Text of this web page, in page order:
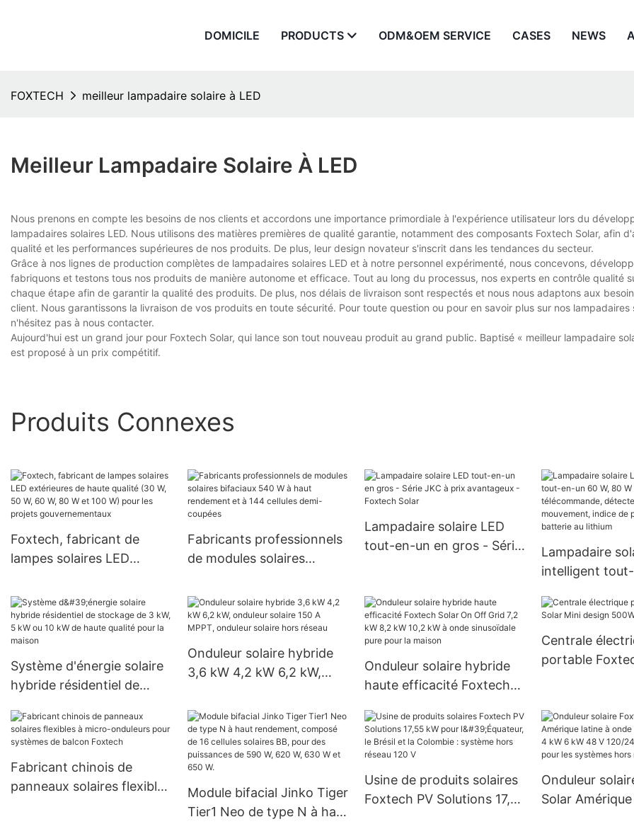
DOMICILE PRODUCTS ODM&OEM SERVICE CASES NEWS
FOXTECH meilleur lampadaire solaire à LED
Meilleur Lampadaire Solaire À LED
Nous prenons en compte les besoins de nos clients et accordons une importance primordiale à l'expérience utilisateur lors du
lampadaires solaires LED. Nous utilisons des matières premières de qualité garantie, notamment des composants Foxtech Solar, afin
qualité et les performances supérieures de nos produits. De plus, leur design novateur s'inscrit dans les tendances du secteur.
Grâce à nos lignes de production complètes de lampadaires solaires LED et à notre personnel expérimenté, nous concevons,
fabriquons et testons tous nos produits de manière autonome et efficace. Tout au long du processus, nos experts en contrôle qualité
chaque étape afin de garantir la qualité des produits. De plus, nos délais de livraison sont respectés et nous nous adaptons aux
client. Nous garantissons la livraison de vos produits en toute sécurité. Pour toute question ou pour en savoir plus sur nos lampadaires
n'hésitez pas à nous contacter.
Aujourd'hui est un grand jour pour Foxtech Solar, qui lance son tout nouveau produit au grand public. Baptisé « meilleur lampadaire
est proposé à un prix compétitif.
Produits Connexes
Foxtech, fabricant de
lampes solaires LED
qualité (30 W, 50 W, 60 W,
80 W et 100 W) pour les
projets gouvernementaux
Fabricants professionnels
de modules solaires
rendement et à 144
cellules demi-coupées
Lampadaire solaire LED
tout-en-un en gros - Série
Lampadaire
intelligent
protection
au lithium
Système d'énergie solaire
hybride résidentiel de
ou 10 kW de haute qualité
pour la maison
Onduleur solaire hybride
3,6 kW 4,2 kW 6,2 kW,
MPPT, onduleur solaire
hors réseau
Onduleur solaire hybride
haute efficacité Foxtech
8,2 kW 10,2 kW à onde
sinusoïdale pure pour la
maison
Centrale
portable
Fabricant chinois de
panneaux solaires flexibles
Module bifacial Jinko Tiger
Tier1 Neo de type N à haut
Usine de produits solaires
Foxtech PV Solutions 17,55
Onduleur
Solar